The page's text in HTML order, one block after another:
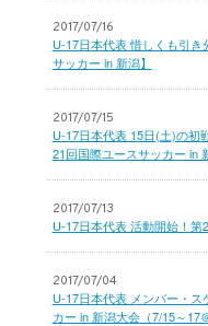
2017/07/16
U-17日本代表 惜しくも引
サッカー in 新潟】
2017/07/15
U-17日本代表 15日(土)の初
21回国際ユースサッカー in
2017/07/13
U-17日本代表 活動開始！
2017/07/04
U-17日本代表 メンバー・
カー in 新潟大会（7/15～17